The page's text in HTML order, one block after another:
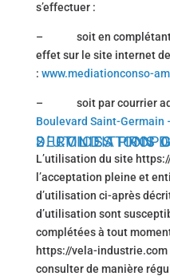
s’effectuer :
– soit en complétant
effet sur le site internet de
: www.mediationconso-
– soit par courrier
Boulevard Saint-Germain
2. CONDITIONS GÉNÉRALES D’UTILISATION DU SITE ET DES
L’utilisation du site
l’acceptation pleine et
d’utilisation ci-après
d’utilisation sont
complétées à tout
https://vela-
consulter de manière